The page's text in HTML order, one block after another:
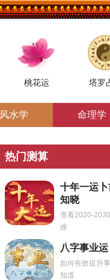
桃花运 塔罗
风水学 命理学
热门测算
十年一运
知晓
查看2020-
难
八字事业运
如何有效提升
知道